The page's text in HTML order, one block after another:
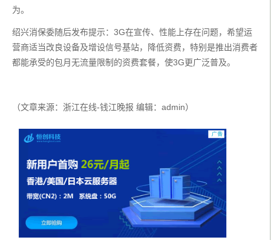
为。
绍兴消保委随后发布提示：3G在宣传、性能上存在问题，希望运
营商适当改良设备及增设信号基站，降低资费，特别是推出消费者
都能承受的包月无流量限制的资费套餐，使3G更广泛普及。
（文章来源：浙江在线-钱江晚报 编辑：admin）